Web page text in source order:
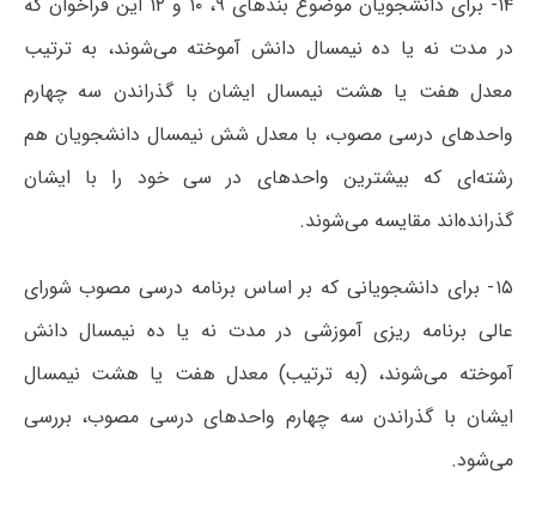
در مدت نه یا ده نیمسال دانش آموخته می‌شوند، به ترتیب
معدل هفت یا هشت نیمسال ایشان با گذراندن سه چهارم
واحدهای درسی مصوب، با معدل شش نیمسال دانشجویان هم
رشته‌ای که بیشترین واحدهای در سی خود را با ایشان
گذرانده‌اند مقایسه می‌شوند.
۱۵- برای دانشجویانی که بر اساس برنامه درسی مصوب شورای
عالی برنامه ریزی آموزشی در مدت نه یا ده نیمسال دانش
آموخته می‌شوند، (به ترتیب) معدل هفت یا هشت نیمسال
ایشان با گذراندن سه چهارم واحدهای درسی مصوب، بررسی
می‌شود.